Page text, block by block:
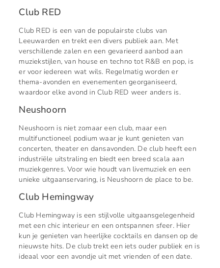
Club RED
Club RED is een van de populairste clubs van
Leeuwarden en trekt een divers publiek aan. Met
verschillende zalen en een gevarieerd aanbod aan
muziekstijlen, van house en techno tot R&B en pop, is
er voor iedereen wat wils. Regelmatig worden er
thema-avonden en evenementen georganiseerd,
waardoor elke avond in Club RED weer anders is.
Neushoorn
Neushoorn is niet zomaar een club, maar een
multifunctioneel podium waar je kunt genieten van
concerten, theater en dansavonden. De club heeft een
industriële uitstraling en biedt een breed scala aan
muziekgenres. Voor wie houdt van livemuziek en een
unieke uitgaanservaring, is Neushoorn de place to be.
Club Hemingway
Club Hemingway is een stijlvolle uitgaansgelegenheid
met een chic interieur en een ontspannen sfeer. Hier
kun je genieten van heerlijke cocktails en dansen op de
nieuwste hits. De club trekt een iets ouder publiek en is
ideaal voor een avondje uit met vrienden of een date.